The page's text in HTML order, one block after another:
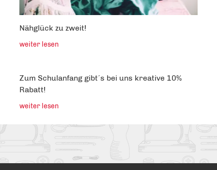
Nähglück zu zweit!
weiter lesen
Zum Schulanfang gibt´s bei uns kreative 10%
Rabatt!
weiter lesen